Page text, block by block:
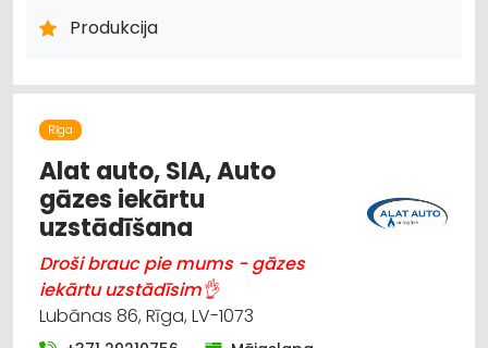
INSTRUMENTU UN DARBARĪKU TIRDZNIECĪBA
Produkcija
Rīga
Alat auto, SIA, Auto
gāzes iekārtu
uzstādīšana
Droši brauc pie mums - gāzes
iekārtu uzstādīsim👌
Lubānas 86, Rīga, LV-1073